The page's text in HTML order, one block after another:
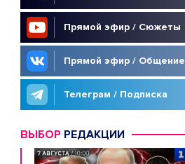
Прямой эфир / Сюжеты
Прямой эфир / Общение
Телеграм / Подписка
ВЫБОР РЕДАКЦИИ